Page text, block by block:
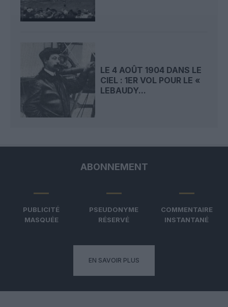
LE 4 AOÛT 1904 DANS LE
CIEL : 1ER VOL POUR LE «
LEBAUDY...
ABONNEMENT
PUBLICITÉ
MASQUÉE
PSEUDONYME
RÉSERVÉ
COMMENTAIRE
INSTANTANÉ
EN SAVOIR PLUS